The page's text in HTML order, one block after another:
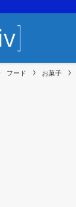
フード お菓子